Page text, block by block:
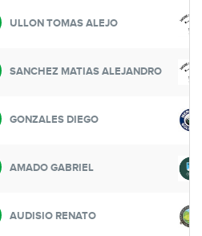
ULLON TOMAS ALEJO
SANCHEZ MATIAS ALEJANDRO
GONZALES DIEGO
AMADO GABRIEL
AUDISIO RENATO